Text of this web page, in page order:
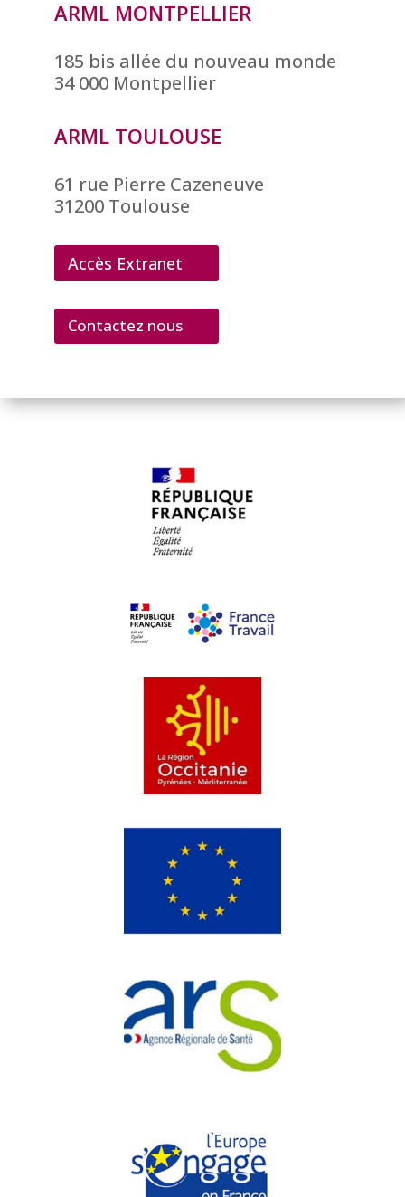
ARML MONTPELLIER
185 bis allée du nouveau monde
34 000 Montpellier
ARML TOULOUSE
61 rue Pierre Cazeneuve
31200 Toulouse
Accès Extranet
Contactez nous